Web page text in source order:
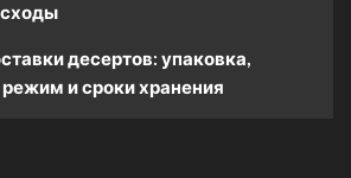
десертов: упаковка,
и сроки хранения